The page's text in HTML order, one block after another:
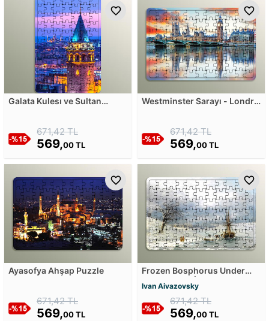
Galata Kulesı ve Sultan
671,42 TL
569,00 TL
Westminster Sarayı - Londra
671,42 TL
569,00 TL
Ayasofya Ahşap Puzzle
671,42 TL
569,00 TL
Frozen Bosphorus Under
Snow - 1874 İstanbul Boğazı
Karlar Altında Ahşap Puzzle
Ivan Aivazovsky
671,42 TL
569,00 TL